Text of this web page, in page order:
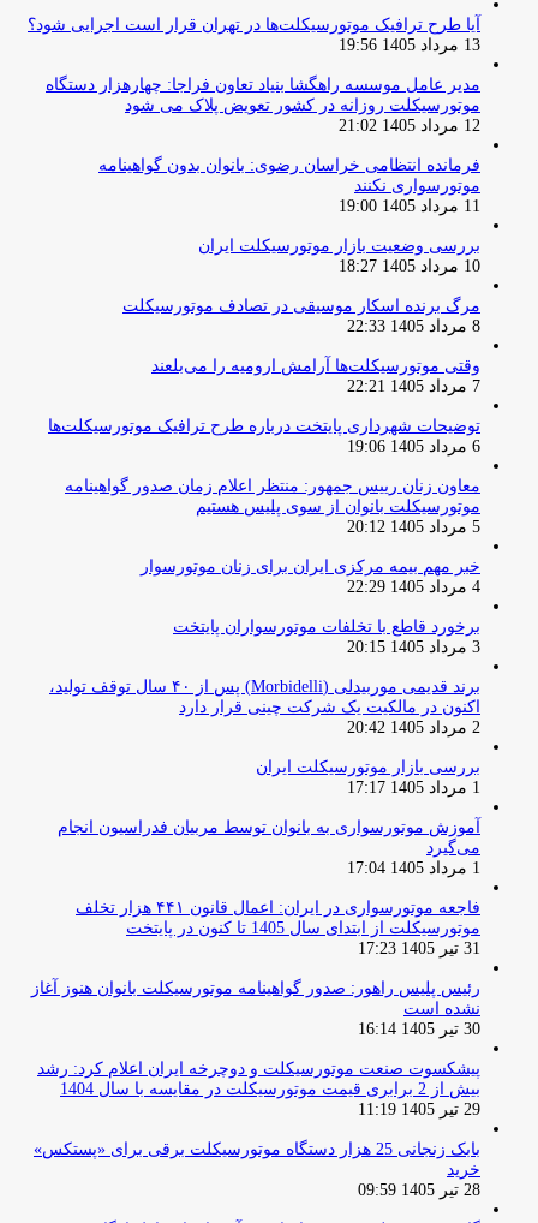
آیا طرح ترافیک موتورسیکلت‌ها در تهران قرار است اجرایی شود؟
13 مرداد 1405 19:56
مدیر عامل موسسه راهگشا بنیاد تعاون فراجا: چهارهزار دستگاه
موتورسیکلت روزانه در کشور تعویض پلاک می شود
12 مرداد 1405 21:02
فرمانده انتظامی خراسان رضوی: بانوان بدون گواهینامه
موتورسواری نکنند
11 مرداد 1405 19:00
بررسی وضعیت بازار موتورسیکلت ایران
10 مرداد 1405 18:27
مرگ برنده اسکار موسیقی در تصادف موتورسیکلت
8 مرداد 1405 22:33
وقتی موتورسیکلت‌ها آرامش ارومیه را می‌بلعند
7 مرداد 1405 22:21
توضیحات شهرداری پایتخت درباره طرح ترافیک موتورسیکلت‌ها
6 مرداد 1405 19:06
معاون زنان رییس جمهور: منتظر اعلام زمان صدور گواهینامه
موتورسیکلت بانوان از سوی پلیس هستیم
5 مرداد 1405 20:12
خبر مهم بیمه مرکزی ایران برای زنان موتورسوار
4 مرداد 1405 22:29
برخورد قاطع با تخلفات موتورسواران پایتخت
3 مرداد 1405 20:15
برند قدیمی موربیدلی (Morbidelli) پس از ۴۰ سال توقف تولید،
اکنون در مالکیت یک شرکت چینی قرار دارد
2 مرداد 1405 20:42
بررسی بازار موتورسیکلت ایران
1 مرداد 1405 17:17
آموزش موتورسواری به بانوان توسط مربیان فدراسیون انجام
می‌گیرد
1 مرداد 1405 17:04
فاجعه موتورسواری در ایران: اعمال قانون ۴۴۱ هزار تخلف
موتورسیکلت از ابتدای سال 1405 تا کنون در پایتخت
31 تیر 1405 17:23
رئیس پلیس راهور: صدور گواهینامه موتورسیکلت بانوان هنوز آغاز
نشده است
30 تیر 1405 16:14
پیشکسوت صنعت موتورسیکلت و دوچرخه ایران اعلام کرد: رشد
بیش از 2 برابری قیمت موتورسیکلت در مقایسه با سال 1404
29 تیر 1405 11:19
بابک زنجانی 25 هزار دستگاه موتورسیکلت برقی برای «پستکس»
خرید
28 تیر 1405 09:59